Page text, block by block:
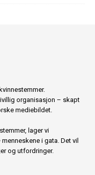
organisasjon – skapt
mediebildet.
lager vi
menneskene i gata. Det vil
og utfordringer.